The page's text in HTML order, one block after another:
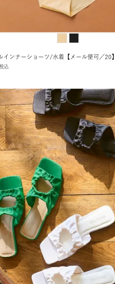
インナーショーツ/水着【メール便可／20】
込